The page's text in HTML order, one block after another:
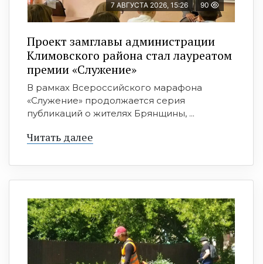
7 АВГУСТА 2026, 15:26 90
Проект замглавы администрации
Климовского района стал лауреатом
премии «Служение»
В рамках Всероссийского марафона
«Служение» продолжается серия
публикаций о жителях Брянщины, ...
Читать далее